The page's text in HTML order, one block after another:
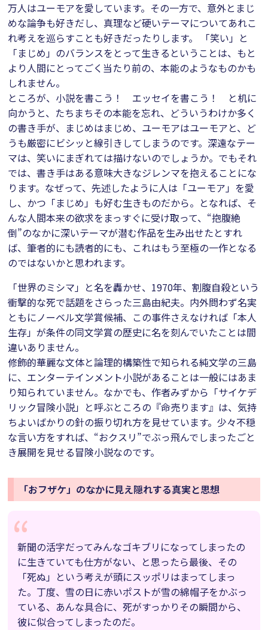
万人はユーモアを愛しています。その一方で、意外とまじ
めな論争も好きだし、真理など硬いテーマについてあれこ
れ考えを巡らすことも好きだったりします。 「笑い」と
「まじめ」のバランスをとって生きるということは、もと
より人間にとってごく当たり前の、本能のようなものかも
しれません。
ところが、小説を書こう！ エッセイを書こう！ と机に
向かうと、たちまちその本能を忘れ、どういうわけか多く
の書き手が、まじめはまじめ、ユーモアはユーモアと、ど
うも厳密にビシッと線引きしてしまうのです。深遠なテー
マは、笑いにまぎれては描けないのでしょうか。でもそれ
では、書き手はある意味大きなジレンマを抱えることにな
ります。なぜって、先述したように人は「ユーモア」を愛
し、かつ「まじめ」も好む生きものだから。となれば、そ
んな人間本来の欲求をまっすぐに受け取って、“抱腹絶
倒”のなかに深いテーマが潜む作品を生み出せたとすれ
ば、筆者的にも読者的にも、これはもう至極の一作となる
のではないかと思われます。
「世界のミシマ」と名を轟かせ、1970年、割腹自殺という
衝撃的な死で話題をさらった三島由紀夫。内外問わず名実
ともにノーベル文学賞候補、この事件さえなければ「本人
生存」が条件の同文学賞の歴史に名を刻んでいたことは間
違いありません。
修飾的華麗な文体と論理的構築性で知られる純文学の三島
に、エンターテインメント小説があることは一般にはあま
り知られていません。なかでも、作者みずから「サイケデ
リック冒険小説」と呼ぶところの『命売ります』は、気持
ちよいばかりの針の振り切れ方を見せています。少々不穏
な言い方をすれば、“おクスリ”でぶっ飛んでしまったごと
き展開を見せる冒険小説なのです。
「おフザケ」のなかに見え隠れする真実と思想
新聞の活字だってみんなゴキブリになってしまったの
に生きていても仕方がない、と思ったら最後、その
「死ぬ」という考えが頭にスッポリはまってしまっ
た。丁度、雪の日に赤いポストが雪の綿帽子をかぶっ
ている、あんな具合に、死がすっかりその瞬間から、
彼に似合ってしまったのだ。